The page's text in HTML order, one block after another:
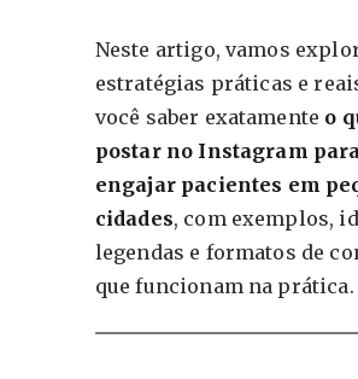
Neste artigo, vamos
estratégias práticas e
você saber exatamente o
postar no Instagram para
engajar pacientes em
cidades, com exemplos,
legendas e formatos de
que funcionam na prática.